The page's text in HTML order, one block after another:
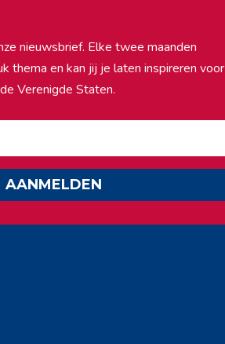
nieuwsbrief. Elke twee maanden
thema en kan jij je laten inspireren voor
Verenigde Staten.
AANMELDEN